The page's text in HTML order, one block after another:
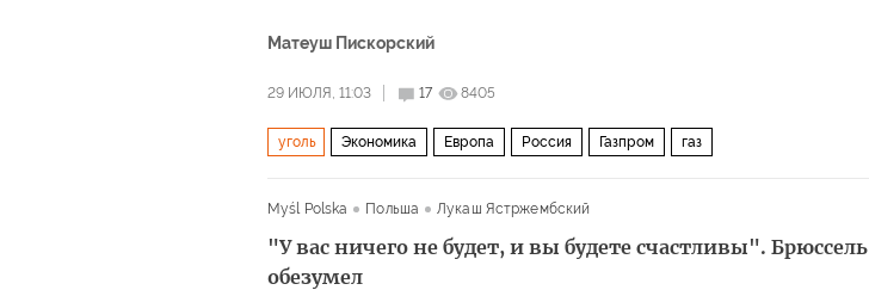
Матеуш Пискорский
29 ИЮЛЯ, 11:03 17 8405
уголь Экономика Европа Россия Газпром газ
Myśl Polska Польша Лукаш Ястржембский
"У вас ничего не будет, и вы будете счастливы". Брюссель
обезумел